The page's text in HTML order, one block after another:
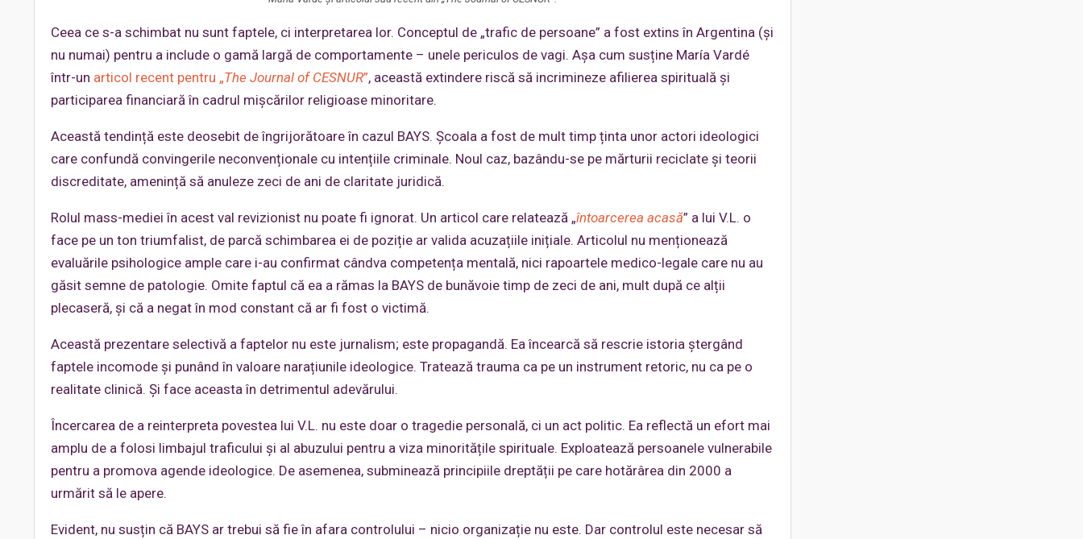
Ceea ce s-a schimbat nu sunt faptele, ci interpretarea lor. Conceptul de „trafic de persoane” a fost extins în Argentina (și
nu numai) pentru a include o gamă largă de comportamente – unele periculos de vagi. Așa cum susține María Vardé
într-un articol recent pentru „The Journal of CESNUR”, această extindere riscă să incrimineze afilierea spirituală și
participarea financiară în cadrul mișcărilor religioase minoritare.
Această tendință este deosebit de îngrijorătoare în cazul BAYS. Școala a fost de mult timp ținta unor actori ideologici
care confundă convingerile neconvenționale cu intențiile criminale. Noul caz, bazându-se pe mărturii reciclate și teorii
discreditate, amenință să anuleze zeci de ani de claritate juridică.
Rolul mass-mediei în acest val revizionist nu poate fi ignorat. Un articol care relatează „întoarcerea acasă” a lui V.L. o
face pe un ton triumfalist, de parcă schimbarea ei de poziție ar valida acuzațiile inițiale. Articolul nu menționează
evaluările psihologice ample care i-au confirmat cândva competența mentală, nici rapoartele medico-legale care nu au
găsit semne de patologie. Omite faptul că ea a rămas la BAYS de bunăvoie timp de zeci de ani, mult după ce alții
plecaseră, și că a negat în mod constant că ar fi fost o victimă.
Această prezentare selectivă a faptelor nu este jurnalism; este propagandă. Ea încearcă să rescrie istoria ștergând
faptele incomode și punând în valoare narațiunile ideologice. Tratează trauma ca pe un instrument retoric, nu ca pe o
realitate clinică. Și face aceasta în detrimentul adevărului.
Încercarea de a reinterpreta povestea lui V.L. nu este doar o tragedie personală, ci un act politic. Ea reflectă un efort mai
amplu de a folosi limbajul traficului și al abuzului pentru a viza minoritățile spirituale. Exploatează persoanele vulnerabile
pentru a promova agende ideologice. De asemenea, subminează principiile dreptății pe care hotărârea din 2000 a
urmărit să le apere.
Evident, nu susțin că BAYS ar trebui să fie în afara controlului – nicio organizație nu este. Dar controlul este necesar să